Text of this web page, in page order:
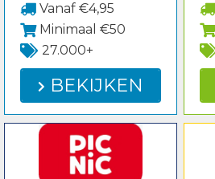
Vanaf €4,95
Minimaal €50
27.000+
BEKIJKEN